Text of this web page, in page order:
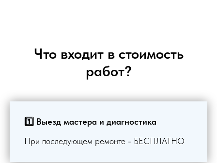
Что входит в стоимость
работ?
1️⃣ Выезд мастера и диагностика
При последующем ремонте - БЕСПЛАТНО